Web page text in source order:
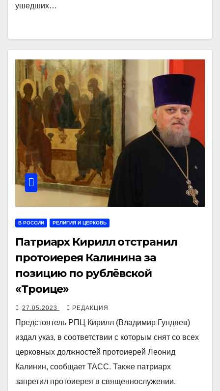
ушедших…
В РОССИИ РЕЛИГИЯ И ЦЕРКОВЬ
Патриарх Кирилл отстранил
протоиерея Калинина за
позицию по рублёвской
«Троице»
27.05.2023 РЕДАКЦИЯ
Предстоятель РПЦ Кирилл (Владимир Гундяев)
издал указ, в соответствии с которым снят со всех
церковных должностей протоиерей Леонид
Калинин, сообщает ТАСС. Также патриарх
запретил протоиерея в священнослужении.